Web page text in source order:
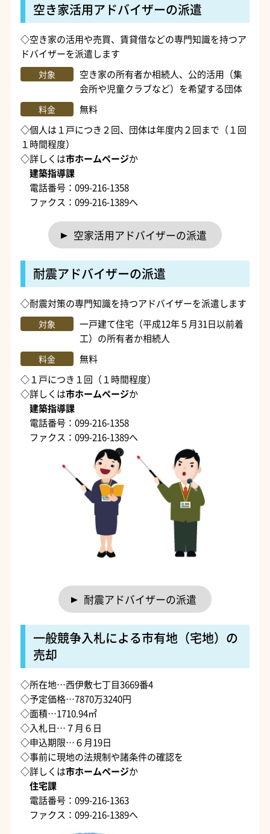
空き家活用アドバイザーの派遣
◇空き家の活用や売買、賃貸借などの専門知識を持つア
ドバイザーを派遣します
対象
空き家の所有者か相続人、公的活用（集
会所や児童クラブなど）を希望する団体
料金
無料
◇個人は１戸につき２回、団体は年度内２回まで（１回
１時間程度）
◇詳しくは市ホームページか
建築指導課
電話番号：099-216-1358
ファクス：099-216-1389へ
空家活用アドバイザーの派遣
耐震アドバイザーの派遣
◇耐震対策の専門知識を持つアドバイザーを派遣します
対象
一戸建て住宅（平成12年５月31日以前着
工）の所有者か相続人
料金
無料
◇１戸につき１回（１時間程度）
◇詳しくは市ホームページか
建築指導課
電話番号：099-216-1358
ファクス：099-216-1389へ
耐震アドバイザーの派遣
一般競争入札による市有地（宅地）の
売却
◇所在地…西伊敷七丁目3669番4
◇予定価格…7870万3240円
◇面積…1710.94㎡
◇入札日…７月６日
◇申込期限…６月19日
◇事前に現地の法規制や諸条件の確認を
◇詳しくは市ホームページか
住宅課
電話番号：099-216-1363
ファクス：099-216-1389へ